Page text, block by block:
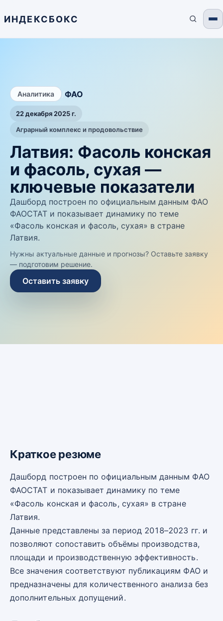
ИНДЕКСБОКС
Аналитика ФАО
22 декабря 2025 г.
Аграрный комплекс и продовольствие
Латвия: Фасоль конская
и фасоль, сухая —
ключевые показатели
Дашборд построен по официальным данным ФАО
ФАОСТАТ и показывает динамику по теме
«Фасоль конская и фасоль, сухая» в стране
Латвия.
Нужны актуальные данные и прогнозы? Оставьте заявку
— подготовим решение.
Оставить заявку
Краткое резюме
Дашборд построен по официальным данным ФАО
ФАОСТАТ и показывает динамику по теме
«Фасоль конская и фасоль, сухая» в стране
Латвия.
Данные представлены за период 2018–2023 гг. и
позволяют сопоставить объёмы производства,
площади и производственную эффективность.
Все значения соответствуют публикациям ФАО и
предназначены для количественного анализа без
дополнительных допущений.